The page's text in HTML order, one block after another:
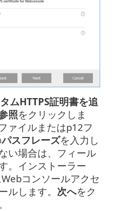
ムHTTPS証明書を追
照をクリックしま
ァイルまたはp12フ
パスフレーズを入力し
い場合は、フィール
。インストーラー
コンソールアクセ
ルします。 次へをク